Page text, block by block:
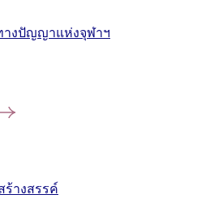
งปัญญาแห่งจุฬาฯ
างสรรค์